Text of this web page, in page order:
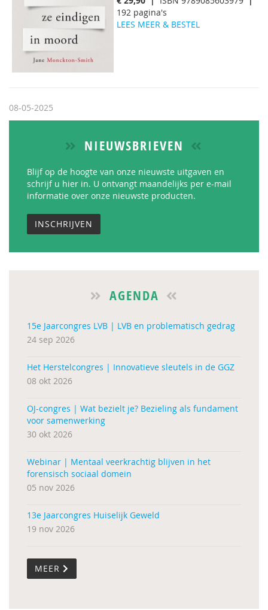
192 pagina's
LEES MEER & BESTEL
08-05-2025
NIEUWSBRIEVEN
Blijf op de hoogte van onze nieuwste uitgaven en
schrijf u hier in. U ontvangt maandelijks per e-mail
informatie over onze nieuwste producten.
INSCHRIJVEN
AGENDA
15e Jaarcongres LVB | LVB en problematisch gedrag
24 sep 2026
Het Herstelcongres | Innovatieve sleutels in de GGZ
08 okt 2026
OJ-congres | Wat bezielt je? Bezieling als fundament
voor samenwerking
30 okt 2026
Webinar | Mentaal veerkrachtig blijven in het
forensisch sociaal domein
05 nov 2026
13e Jaarcongres Huiselijk Geweld
19 nov 2026
MEER